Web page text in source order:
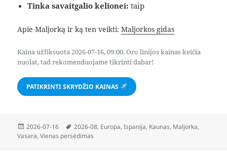
Tinka savaitgalio kelionei: taip
Apie Maljorką ir ką ten veikti:Maljorkos gidas
Kaina užfiksuota 2026-07-16, 09:00. Oro linijos kainas keičia
nuolat, tad rekomenduojame tikrinti dabar!
PATIKRINTI SKRYDŽIO KAINAS
Paskelbta
2026-07-16 Žymos
2026-08, Europa,Ispanija, Kaunas, Maljorka,
Vasara,Vienas persėdimas